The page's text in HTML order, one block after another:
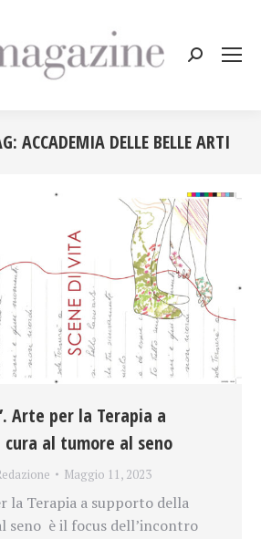
Cerca:
ACCADEMIA DELLE BELLE ARTI
Arte per la Terapia a
al tumore al seno
Maggio 11, 2023
la Terapia a supporto della
seno è il focus dell’incontro